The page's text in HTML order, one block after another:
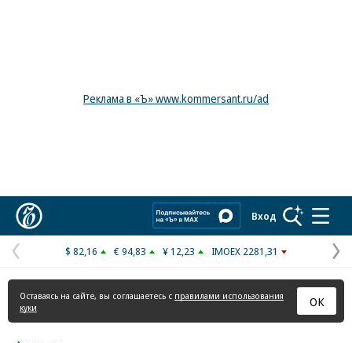
Реклама в «Ъ» www.kommersant.ru/ad
Вход
Предыдущая
страница
$ 82,16 € 94,83 ¥ 12,23 IMOEX 2281,31
Оставаясь на сайте, вы соглашаетесь с правилами использования
куки
ОК